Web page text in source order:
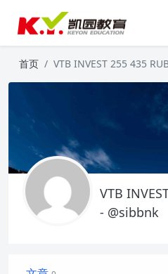
首页 VTB INVEST 255 435
VTB
- @sibbnk